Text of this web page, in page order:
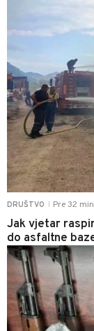
DRUŠTVO Pre 32 min
Jak vjetar
do asfaltne